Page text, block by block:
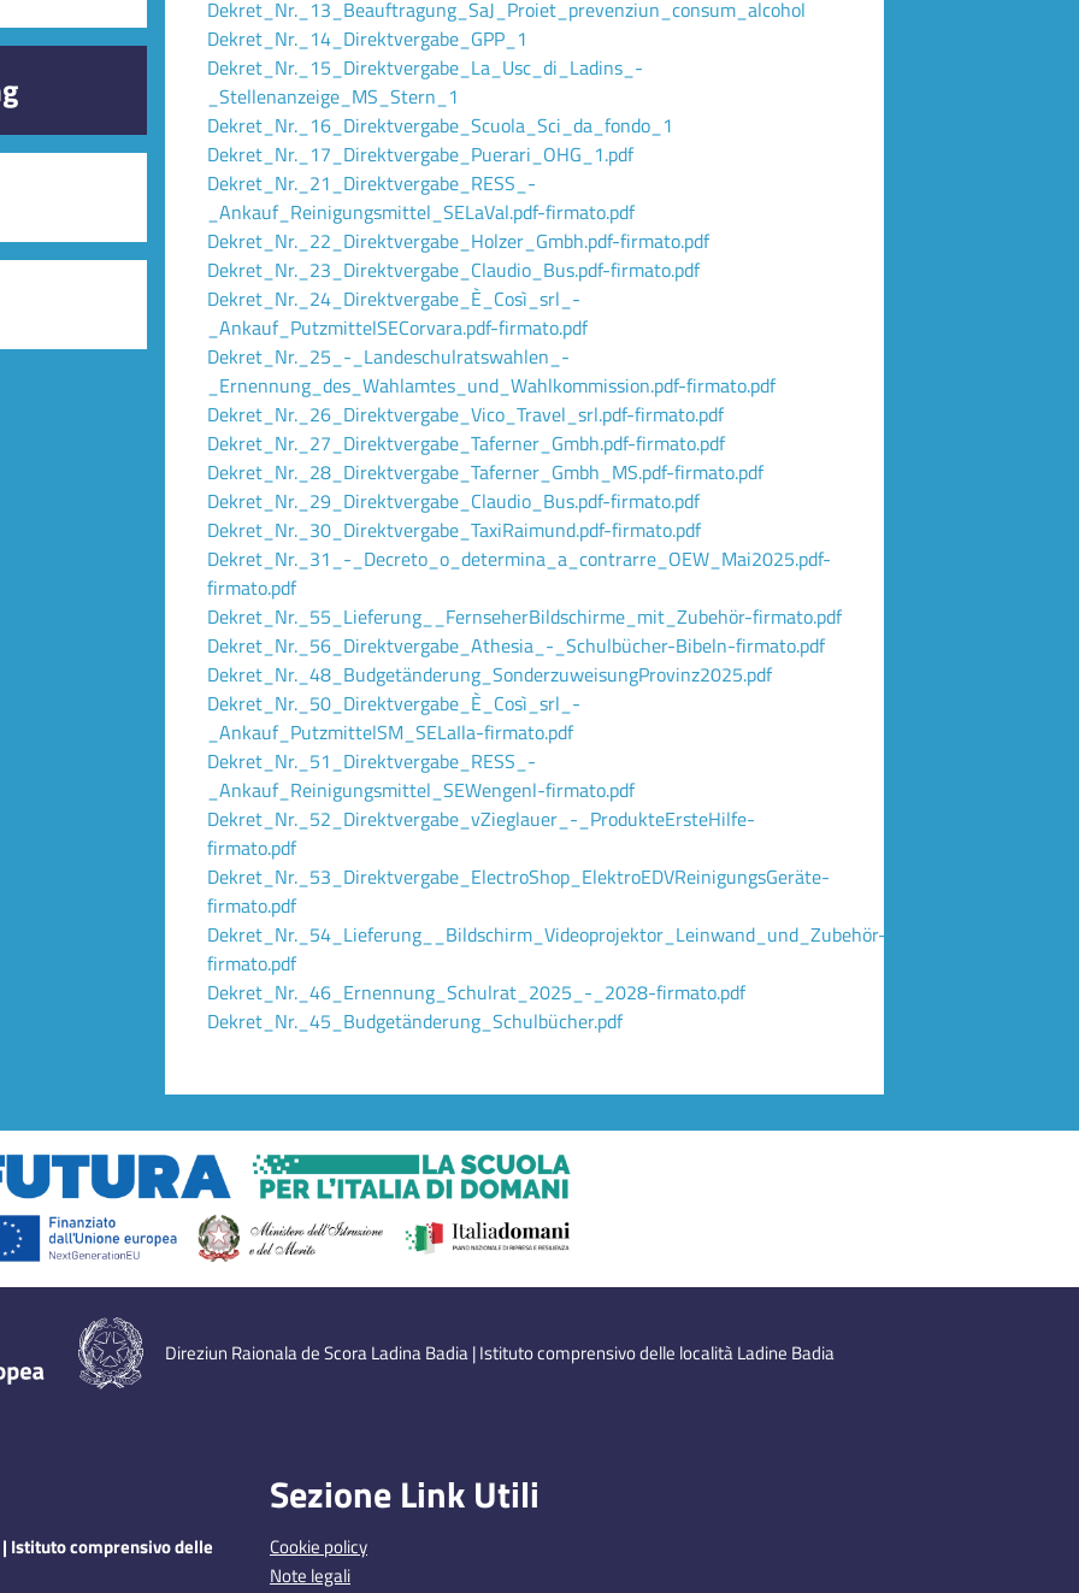
Dekret_Nr._13_Beauftragung_SaJ_Proiet_prevenziun_consum_alcohol
Dekret_Nr._14_Direktvergabe_GPP_1
Dekret_Nr._15_Direktvergabe_La_Usc_di_Ladins_-
_Stellenanzeige_MS_Stern_1
Dekret_Nr._16_Direktvergabe_Scuola_Sci_da_fondo_1
Dekret_Nr._17_Direktvergabe_Puerari_OHG_1.pdf
Dekret_Nr._21_Direktvergabe_RESS_-
_Ankauf_Reinigungsmittel_SELaVal.pdf-firmato.pdf
Dekret_Nr._22_Direktvergabe_Holzer_Gmbh.pdf-firmato.pdf
Dekret_Nr._23_Direktvergabe_Claudio_Bus.pdf-firmato.pdf
Dekret_Nr._24_Direktvergabe_È_Così_srl_-
_Ankauf_PutzmittelSECorvara.pdf-firmato.pdf
Dekret_Nr._25_-_Landeschulratswahlen_-
_Ernennung_des_Wahlamtes_und_Wahlkommission.pdf-firmato.pdf
Dekret_Nr._26_Direktvergabe_Vico_Travel_srl.pdf-firmato.pdf
Dekret_Nr._27_Direktvergabe_Taferner_Gmbh.pdf-firmato.pdf
Dekret_Nr._28_Direktvergabe_Taferner_Gmbh_MS.pdf-firmato.pdf
Dekret_Nr._29_Direktvergabe_Claudio_Bus.pdf-firmato.pdf
Dekret_Nr._30_Direktvergabe_TaxiRaimund.pdf-firmato.pdf
Dekret_Nr._31_-_Decreto_o_determina_a_contrarre_OEW_Mai2025.pdf-
firmato.pdf
Dekret_Nr._55_Lieferung__FernseherBildschirme_mit_Zubehör-firmato.pdf
Dekret_Nr._56_Direktvergabe_Athesia_-_Schulbücher-Bibeln-firmato.pdf
Dekret_Nr._48_Budgetänderung_SonderzuweisungProvinz2025.pdf
Dekret_Nr._50_Direktvergabe_È_Così_srl_-
_Ankauf_PutzmittelSM_SELaIla-firmato.pdf
Dekret_Nr._51_Direktvergabe_RESS_-
_Ankauf_Reinigungsmittel_SEWengenl-firmato.pdf
Dekret_Nr._52_Direktvergabe_vZieglauer_-_ProdukteErsteHilfe-
firmato.pdf
Dekret_Nr._53_Direktvergabe_ElectroShop_ElektroEDVReinigungsGeräte-
firmato.pdf
Dekret_Nr._54_Lieferung__Bildschirm_Videoprojektor_Leinwand_und_Zubehör-
firmato.pdf
Dekret_Nr._46_Ernennung_Schulrat_2025_-_2028-firmato.pdf
Dekret_Nr._45_Budgetänderung_Schulbücher.pdf
ladines
Direziun Raionala de Scora Ladina Badia | Istituto comprensivo delle località Ladine Badia
Istituto comprensivo delle
Sezione Link Utili
Cookie policy
Note legali